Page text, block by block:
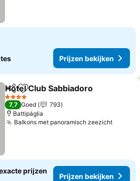
Prijzen bekijken
DelenToevoegen aan favorieten
Hotel Club Sabbiadoro
4 Sterren
7,7 Goed
793
Battipáglia
Balkons met panoramisch zeezicht
prijzen
Prijzen bekijken